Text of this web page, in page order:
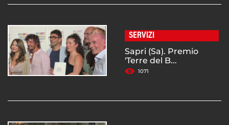
SERVIZI
Sapri (Sa). Premio
'Terre del B...
1071